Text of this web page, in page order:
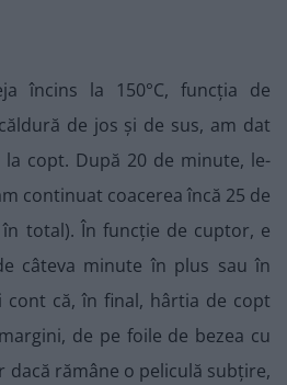
încins la 150°C, funcția de
de jos și de sus, am dat
copt. După 20 de minute, le-
continuat coacerea încă 25 de
total). În funcție de cuptor, e
câteva minute în plus sau în
cont că, în final, hârtia de copt
de pe foile de bezea cu
dacă rămâne o peliculă subțire,